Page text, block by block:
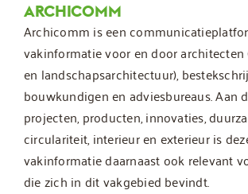
ARCHICOMM
Archicomm is een
vakinformatie voor en door
en landschapsarchitectuur),
bouwkundigen en adviesbureaus. Aan
projecten, producten, innovaties,
circulariteit, interieur en exterieur is
vakinformatie daarnaast ook relevant
die zich in dit vakgebied bevindt.